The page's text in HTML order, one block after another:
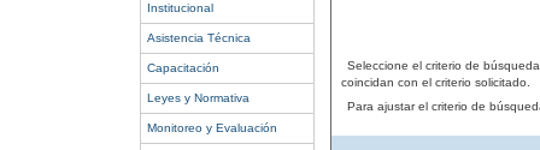
Institucional
Asistencia Técnica
Capacitación
Leyes y Normativa
Monitoreo y Evaluación
Seleccione el criterio de
coincidan con el criterio solicitado.
Para ajustar el criterio de